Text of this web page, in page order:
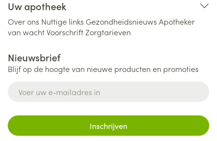
Uw apotheek
Over ons Nuttige links Gezondheidsnieuws Apotheker
van wachtVoorschriftZorgtarieven
Nieuwsbrief
Blijf op de hoogte van nieuwe producten en promoties
Inschrijven